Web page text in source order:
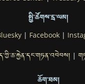
སྤྱི་ཚོགས་དྲ་ལམ།
| Facebook|
|